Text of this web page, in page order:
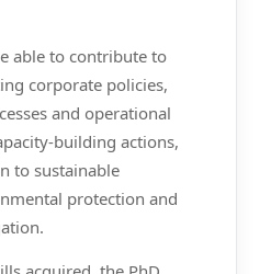
able to contribute to
corporate policies,
and operational
building actions,
to sustainable
protection and